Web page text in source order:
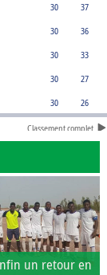
30
37
30
36
30
33
30
27
30 26
Classement complet
un retour en